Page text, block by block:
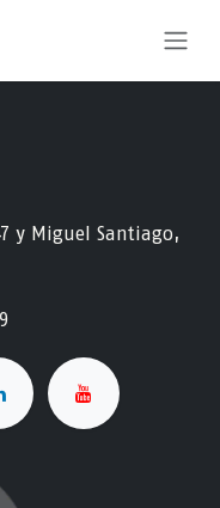
y Miguel Santiago,